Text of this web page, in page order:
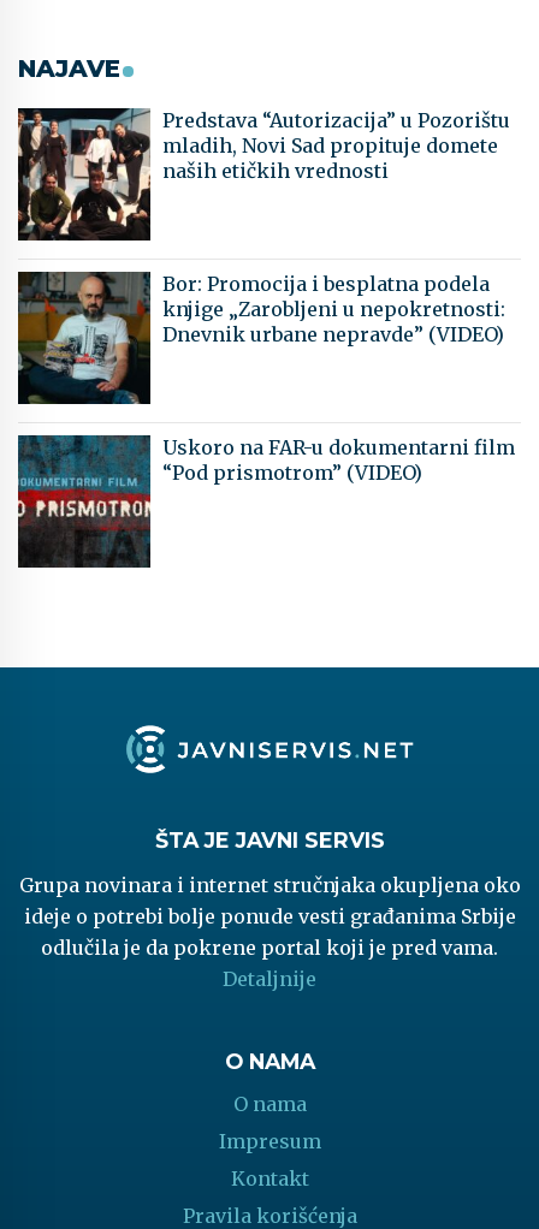
NAJAVE
Predstava “Autorizacija” u Pozorištu
mladih, Novi Sad propituje domete
naših etičkih vrednosti
Bor: Promocija i besplatna podela
knjige „Zarobljeni u nepokretnosti:
Dnevnik urbane nepravde” (VIDEO)
Uskoro na FAR-u dokumentarni film
“Pod prismotrom” (VIDEO)
ŠTA JE JAVNI SERVIS
Grupa novinara i internet stručnjaka okupljena oko
ideje o potrebi bolje ponude vesti građanima Srbije
odlučila je da pokrene portal koji je pred vama.
Detaljnije
O NAMA
O nama
Impresum
Kontakt
Pravila korišćenja